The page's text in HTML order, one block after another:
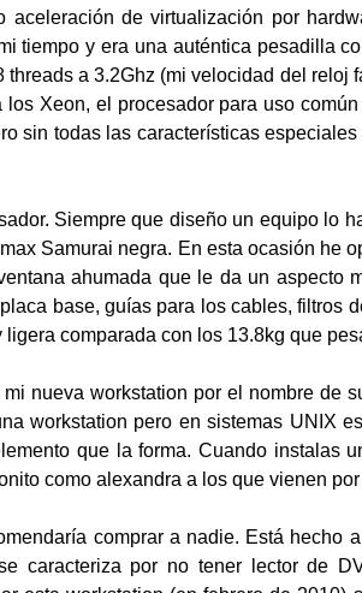
aceleración de virtualización por
tiempo y era una auténtica pesadilla
a 3.2Ghz (mi velocidad del reloj
Xeon, el procesador para uso
sin todas las características
Siempre que diseño un equipo lo
Samurai negra. En esta ocasión he
ahumada que le da un aspecto
base, guías para los cables, filtros
comparada con los 13.8kg que
nueva workstation por el nombre de
workstation pero en sistemas UNIX
que la forma. Cuando instalas
como alexandra a los que vienen
comprar a nadie. Está hecho
caracteriza por no tener lector de